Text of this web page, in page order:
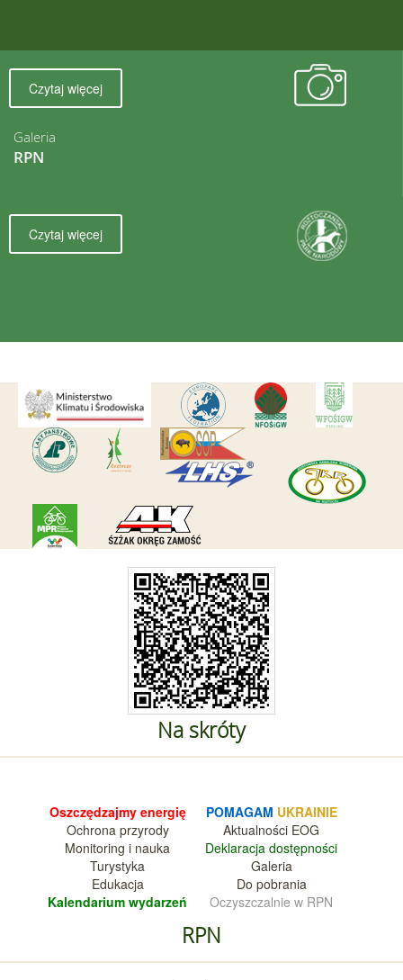
Galeria
RPN
Czytaj więcej
Czytaj więcej
Na skróty
Oszczędzajmy energię
Ochrona przyrody
Monitoring i nauka
Turystyka
Edukacja
Kalendarium wydarzeń
POMAGAM UKRAINIE
Aktualności EOG
Deklaracja dostępności
Galeria
Do pobrania
Oczyszczalnie w RPN
RPN